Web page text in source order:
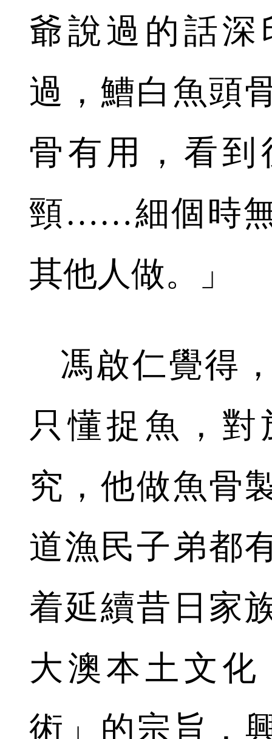
爺說過的話
過，鰽白魚頭
骨有用，看
頸……細個時
其他人做。」
馮啟仁覺得
只懂捉魚，
究，他做魚骨
道漁民子弟都
着延續昔日家
大澳本土文
術」的宗旨，